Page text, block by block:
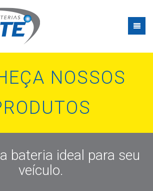
NOSSOS
bateria ideal para seu
veículo.